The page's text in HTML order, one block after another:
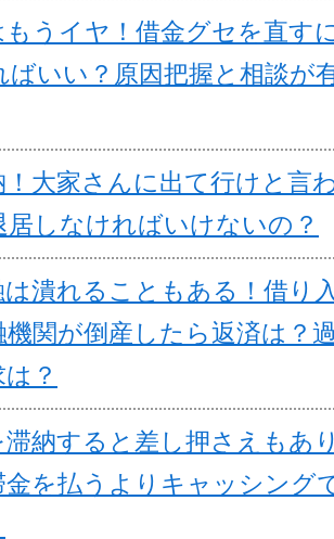
もうイヤ！借金グセを直す
ばいい？原因把握と相談が
！大家さんに出て行けと言
しなければいけないの？
は潰れることもある！借り
関が倒産したら返済は？
？
滞納すると差し押さえもあ
金を払うよりキャッシング